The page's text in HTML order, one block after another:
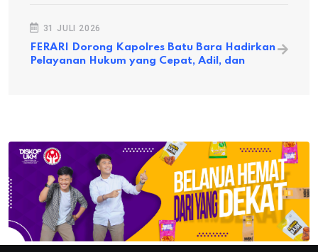
31 JULI 2026
FERARI Dorong Kapolres Batu Bara Hadirkan
Pelayanan Hukum yang Cepat, Adil, dan